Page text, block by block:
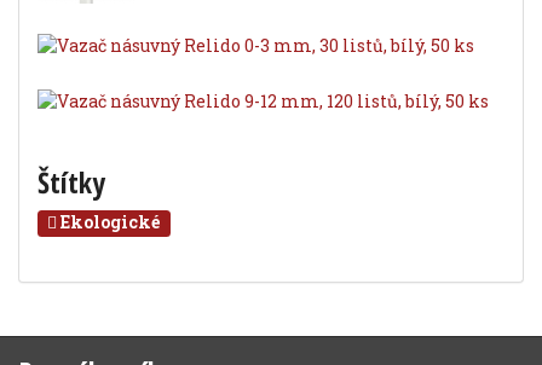
Štítky
Ekologické